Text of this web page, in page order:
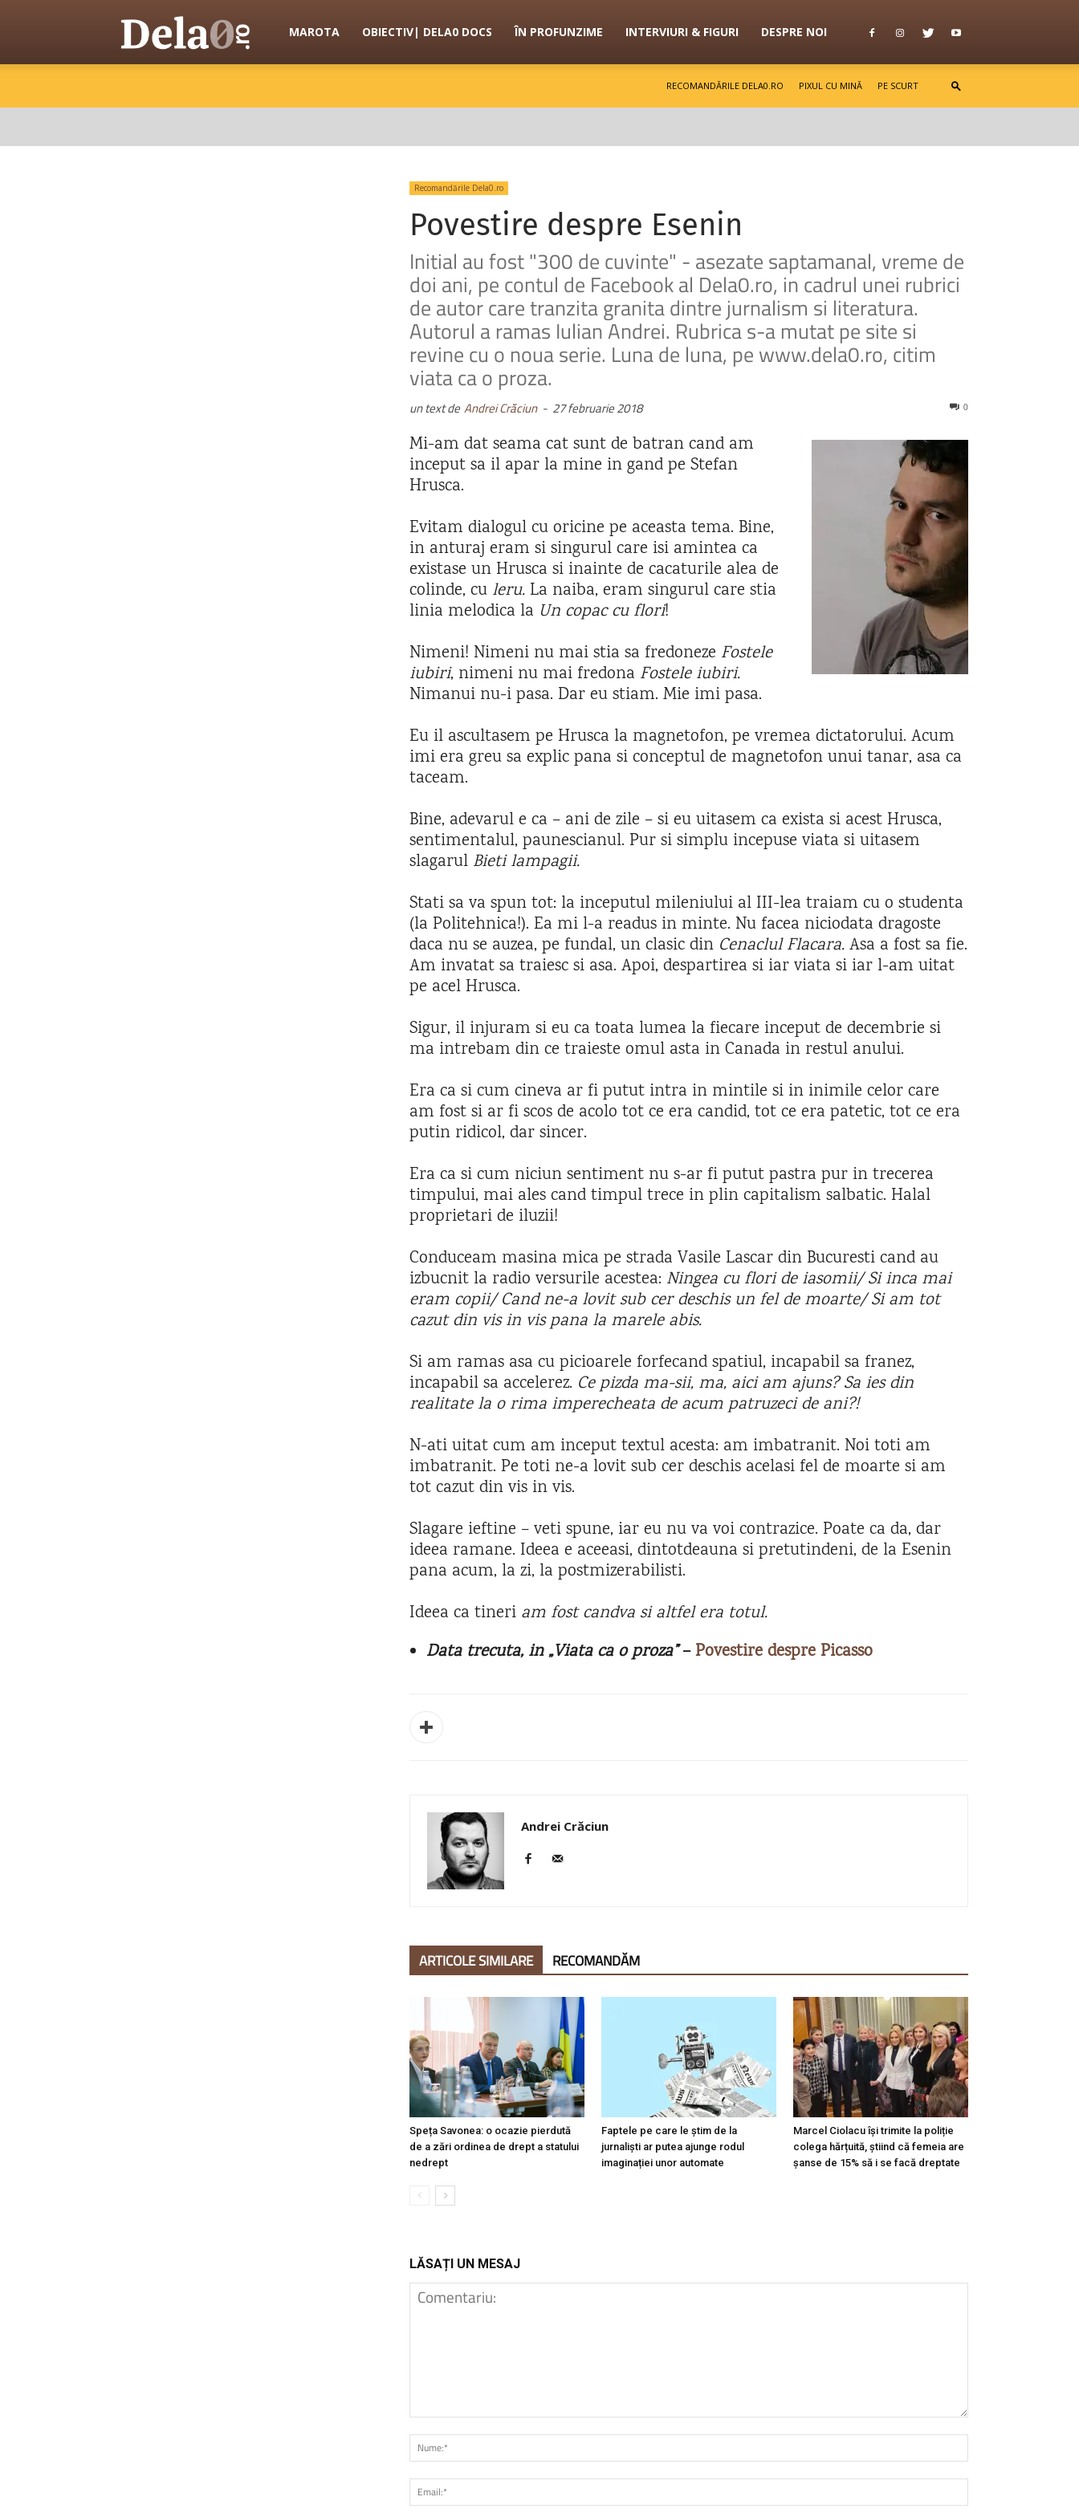
Dela0
MAROTA OBIECTIV| DELA0 DOCS ÎN PROFUNZIME INTERVIURI & FIGURI DESPRE NOI
RECOMANDĂRILE DELA0.RO PIXUL CU MINĂ PE SCURT
Recomandările Dela0.ro
Povestire despre Esenin
Initial au fost "300 de cuvinte" - asezate saptamanal, vreme de
doi ani, pe contul de Facebook al Dela0.ro, in cadrul unei rubrici
de autor care tranzita granita dintre jurnalism si literatura.
Autorul a ramas Iulian Andrei. Rubrica s-a mutat pe site si
revine cu o noua serie. Luna de luna, pe www.dela0.ro, citim
viata ca o proza.
un text de Andrei Crăciun - 27 februarie 2018 0
Mi-am dat seama cat sunt de batran cand am
inceput sa il apar la mine in gand pe Stefan
Hrusca.
Evitam dialogul cu oricine pe aceasta tema. Bine,
in anturaj eram si singurul care isi amintea ca
existase un Hrusca si inainte de cacaturile alea de
colinde, cu leru. La naiba, eram singurul care stia
linia melodica la Un copac cu flori!
Nimeni! Nimeni nu mai stia sa fredoneze Fostele
iubiri, nimeni nu mai fredona Fostele iubiri.
Nimanui nu-i pasa. Dar eu stiam. Mie imi pasa.
Eu il ascultasem pe Hrusca la magnetofon, pe vremea dictatorului. Acum
imi era greu sa explic pana si conceptul de magnetofon unui tanar, asa ca
taceam.
Bine, adevarul e ca – ani de zile – si eu uitasem ca exista si acest Hrusca,
sentimentalul, paunescianul. Pur si simplu incepuse viata si uitasem
slagarul Bieti lampagii.
Stati sa va spun tot: la inceputul mileniului al III-lea traiam cu o studenta
(la Politehnica!). Ea mi l-a readus in minte. Nu facea niciodata dragoste
daca nu se auzea, pe fundal, un clasic din Cenaclul Flacara.Asa a fost sa fie.
Am invatat sa traiesc si asa. Apoi, despartirea si iar viata si iar l-am uitat
pe acel Hrusca.
Sigur, il injuram si eu ca toata lumea la fiecare inceput de decembrie si
ma intrebam din ce traieste omul asta in Canada in restul anului.
Era ca si cum cineva ar fi putut intra in mintile si in inimile celor care
am fost si ar fi scos de acolo tot ce era candid, tot ce era patetic, tot ce era
putin ridicol, dar sincer.
Era ca si cum niciun sentiment nu s-ar fi putut pastra pur in trecerea
timpului, mai ales cand timpul trece in plin capitalism salbatic. Halal
proprietari de iluzii!
Conduceam masina mica pe strada Vasile Lascar din Bucuresti cand au
izbucnit la radio versurile acestea: Ningea cu flori de iasomii/ Si inca mai
eram copii/ Cand ne-a lovit sub cer deschis un fel de moarte/ Si am tot
cazut din vis in vis pana la marele abis.
Si am ramas asa cu picioarele forfecand spatiul, incapabil sa franez,
incapabil sa accelerez. Ce pizda ma-sii, ma, aici am ajuns? Sa ies din
realitate la o rima imperecheata de acum patruzeci de ani?!
N-ati uitat cum am inceput textul acesta: am imbatranit. Noi toti am
imbatranit. Pe toti ne-a lovit sub cer deschis acelasi fel de moarte si am
tot cazut din vis in vis.
Slagare ieftine – veti spune, iar eu nu va voi contrazice. Poate ca da, dar
ideea ramane. Ideea e aceeasi, dintotdeauna si pretutindeni, de la Esenin
pana acum, la zi, la postmizerabilisti.
Ideea ca tineri am fost candva si altfel era totul.
Data trecuta, in „Viata ca o proza”–Povestire despre Picasso
Andrei Crăciun
ARTICOLE SIMILARE RECOMANDĂM
Speța Savonea: o ocazie pierdută
de a zări ordinea de drept a statului
nedrept
Faptele pe care le știm de la
jurnaliști ar putea ajunge rodul
imaginației unor automate
Marcel Ciolacu își trimite la poliție
colega hărțuită, știind că femeia are
șanse de 15% să i se facă dreptate
LĂSAȚI UN MESAJ